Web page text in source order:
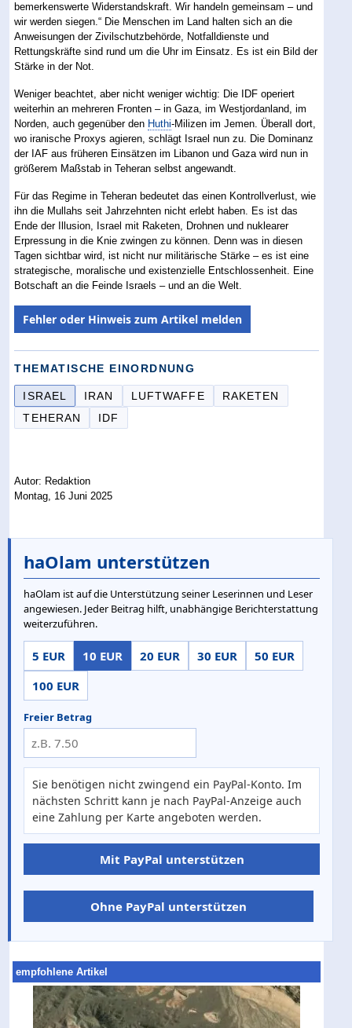
bemerkenswerte Widerstandskraft. Wir handeln gemeinsam – und
wir werden siegen.“ Die Menschen im Land halten sich an die
Anweisungen der Zivilschutzbehörde, Notfalldienste und
Rettungskräfte sind rund um die Uhr im Einsatz. Es ist ein Bild der
Stärke in der Not.
Weniger beachtet, aber nicht weniger wichtig: Die IDF operiert
weiterhin an mehreren Fronten – in Gaza, im Westjordanland, im
Norden, auch gegenüber den Huthi-Milizen im Jemen. Überall dort,
wo iranische Proxys agieren, schlägt Israel nun zu. Die Dominanz
der IAF aus früheren Einsätzen im Libanon und Gaza wird nun in
größerem Maßstab in Teheran selbst angewandt.
Für das Regime in Teheran bedeutet das einen Kontrollverlust, wie
ihn die Mullahs seit Jahrzehnten nicht erlebt haben. Es ist das
Ende der Illusion, Israel mit Raketen, Drohnen und nuklearer
Erpressung in die Knie zwingen zu können. Denn was in diesen
Tagen sichtbar wird, ist nicht nur militärische Stärke – es ist eine
strategische, moralische und existenzielle Entschlossenheit. Eine
Botschaft an die Feinde Israels – und an die Welt.
Fehler oder Hinweis zum Artikel melden
THEMATISCHE EINORDNUNG
ISRAEL IRAN LUFTWAFFE
RAKETEN
TEHERAN
IDF
Autor: Redaktion
Montag, 16 Juni 2025
haOlam unterstützen
haOlam ist auf die Unterstützung seiner Leserinnen und Leser
angewiesen. Jeder Beitrag hilft, unabhängige Berichterstattung
weiterzuführen.
5 EUR 10 EUR 20 EUR 30 EUR
50 EUR
100 EUR
Freier Betrag
Sie benötigen nicht zwingend ein PayPal-Konto. Im
nächsten Schritt kann je nach PayPal-Anzeige auch
eine Zahlung per Karte angeboten werden.
Mit PayPal unterstützen
Ohne PayPal unterstützen
empfohlene Artikel